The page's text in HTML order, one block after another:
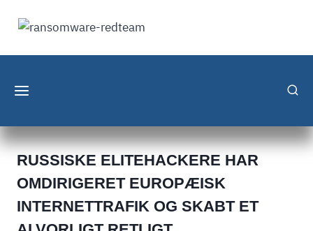
RUSSISKE ELITEHACKERE HAR
OMDIRIGERET EUROPÆISK
INTERNETTRAFIK OG SKABT ET